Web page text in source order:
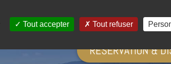
Activités
RÉSERVATION &
Tout accepter Tout refuser